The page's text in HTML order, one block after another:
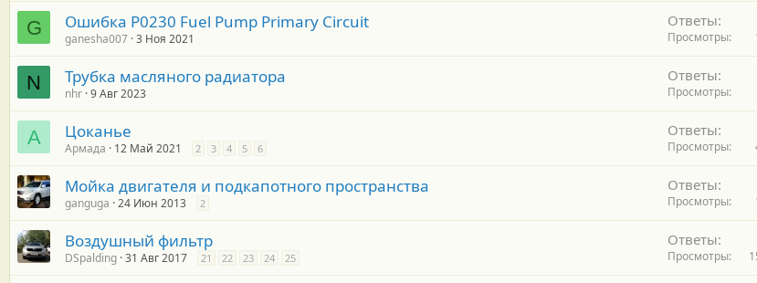
G Ошибка P0230 Fuel Pump Primary Circuit
ganesha007 3 Ноя 2021
Ответы
Просмотры
N Трубка масляного радиатора
nhr 9 Авг 2023
Ответы
Просмотры
А Цоканье
Армада 12 Май 2021 2 3 4 5 6
Ответы
Просмотры
Мойка двигателя и подкапотного пространства
ganguga 24 Июн 2013 2
Ответы
Просмотры
Воздушный фильтр
DSpalding 31 Авг 2017 21 22 23 24 25
Ответы
Просмотры